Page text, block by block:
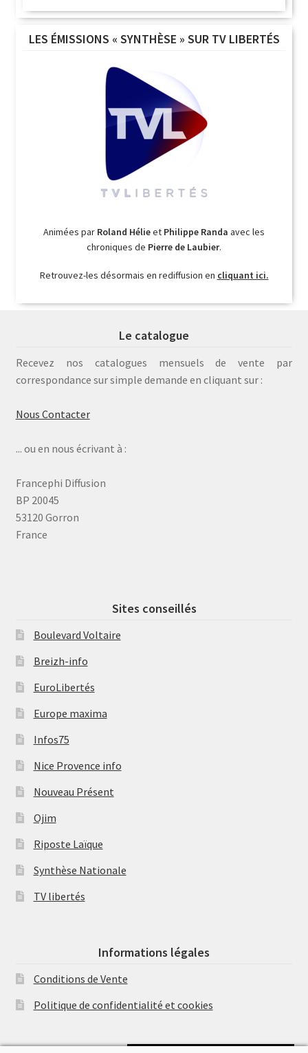
LES ÉMISSIONS « SYNTHÈSE » SUR TV LIBERTÉS
Animées par Roland Hélieet Philippe Randa avec les
chroniques de Pierre de Laubier.
Retrouvez-les désormais en rediffusion en cliquant ici.
Le catalogue
Recevez nos catalogues mensuels de vente par
correspondance sur simple demande en cliquant sur :
Nous Contacter
... ou en nous écrivant à :
Francephi Diffusion
BP 20045
53120 Gorron
France
Sites conseillés
Boulevard Voltaire
Breizh-info
EuroLibertés
Europe maxima
Infos75
Nice Provence info
Nouveau Présent
Ojim
Riposte Laïque
Synthèse Nationale
TV libertés
Informations légales
Conditions de Vente
Politique de confidentialité et cookies